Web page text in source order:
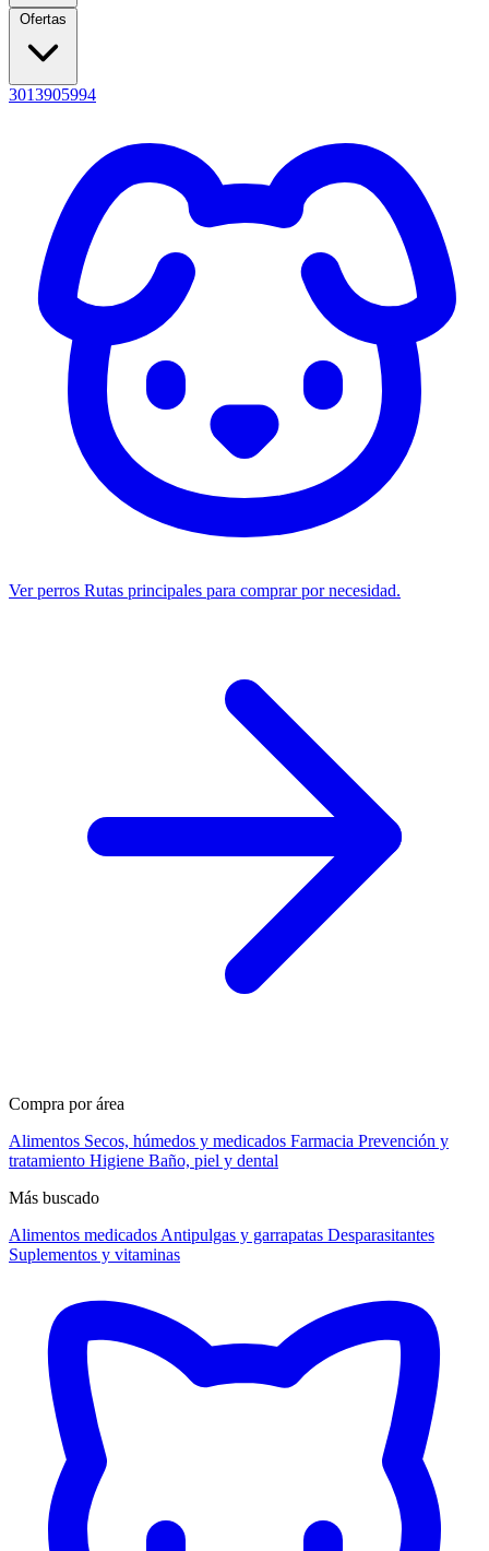
Ofertas
3013905994
Ver perros Rutas principales para comprar por necesidad.
Compra por área
Alimentos Secos, húmedos y medicados Farmacia Prevención y
tratamiento Higiene Baño, piel y dental
Más buscado
Alimentos medicados Antipulgas y garrapatas Desparasitantes
Suplementos y vitaminas